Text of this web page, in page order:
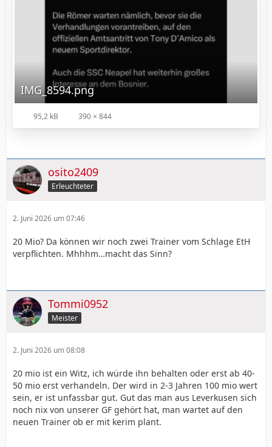
IMG_8594.png
95,2 kB 390 × 844
osito2409
Erleuchteter
2. Juni 2026 um 07:46
20 Mio? Da können wir noch zwei Trainer vom Schlage EtH
verpflichten. Mhhhm…macht das Sinn?
Tommi0952
Meister
2. Juni 2026 um 08:08
20 mio ist ein Witz, ich würde ihn behalten oder erst ab 40-
50 mio erst verhandeln. Der wird in 2-3 Jahren 100 mio wert
sein, er ist unfassbar gut. Gut das man aus Leverkusen sich
noch nix von unserer GF gehört hat, man wartet auf den
neuen Trainer ob er mit kerim plant.